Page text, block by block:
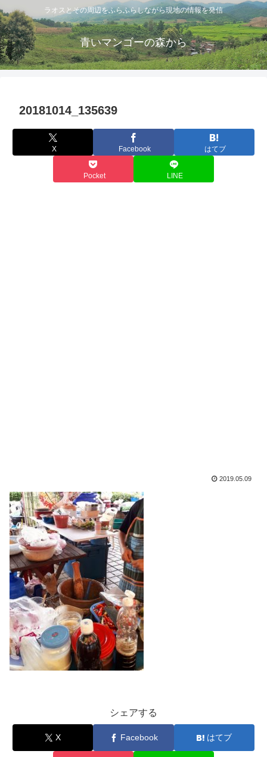
ラオスとその周辺をふらふらしながら現地の情報を発信
青いマンゴーの森から
20181014_135639
X Facebook はてブ
Pocket LINE
2019.05.09
シェアする
X Facebook はてブ